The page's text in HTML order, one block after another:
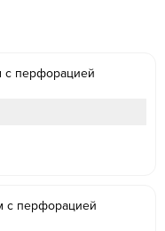
с перфорацией
с перфорацией